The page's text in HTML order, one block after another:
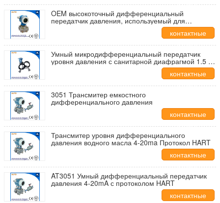
данные
OEM высокоточный дифференциальный
передатчик давления, используемый для
контактные
данные
Умный микродифференциальный передатчик
уровня давления с санитарной диафрагмой 1.5 ′′
контактные
данные
3051 Трансмитер емкостного
дифференциального давления
контактные
данные
Трансмитер уровня дифференциального
давления водного масла 4-20ma Протокол HART
контактные
данные
AT3051 Умный дифференциальный передатчик
давления 4-20mA с протоколом HART
контактные